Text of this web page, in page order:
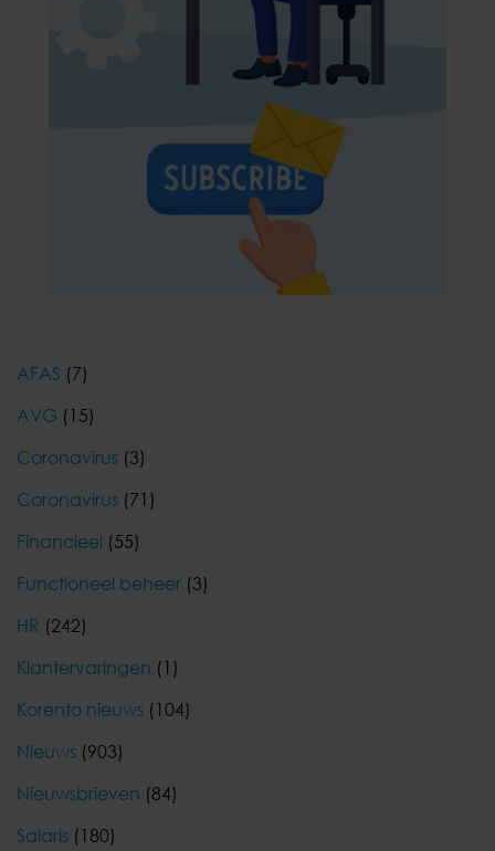
AFAS (7)
AVG (15)
Coronavirus (3)
Coronavirus (71)
Financieel (55)
Functioneel beheer (3)
HR (242)
Klantervaringen (1)
Korento nieuws (104)
Nieuws (903)
Nieuwsbrieven (84)
Salaris (180)